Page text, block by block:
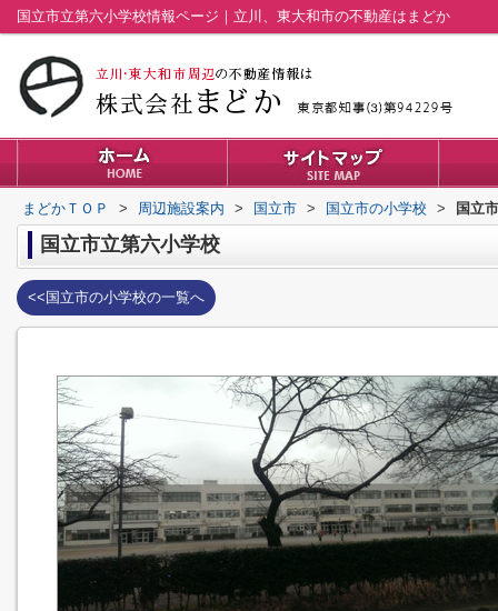
国立市立第六小学校情報ページ｜立川、東大和市の不動産はまどか
まどかＴＯＰ > 周辺施設案内 > 国立市 > 国立市の小学校 > 国立
国立市立第六小学校
<<国立市の小学校の一覧へ